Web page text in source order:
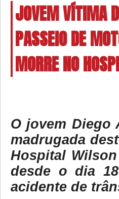
JOVEM VÍTIMA
PASSEIO DE
MORRE NO
O jovem Diego
madrugada
Hospital
desde o dia
acidente de